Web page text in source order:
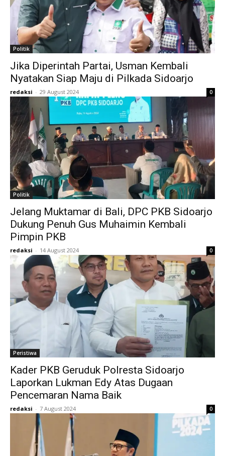
Politik
Jika Diperintah Partai, Usman Kembali
Nyatakan Siap Maju di Pilkada Sidoarjo
redaksi - 29 August 2024 0
Politik
Jelang Muktamar di Bali, DPC PKB Sidoarjo
Dukung Penuh Gus Muhaimin Kembali
Pimpin PKB
redaksi - 14 August 2024 0
Peristiwa
Kader PKB Geruduk Polresta Sidoarjo
Laporkan Lukman Edy Atas Dugaan
Pencemaran Nama Baik
redaksi - 7 August 2024 0